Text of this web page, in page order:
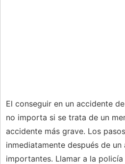
El conseguir en un accidente
no importa si se trata de un
accidente más grave. Los
inmediatamente después de
importantes. Llamar a la